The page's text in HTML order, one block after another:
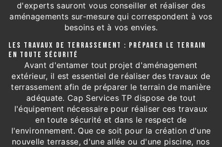
d'experts sauront vous conseiller et réaliser des
aménagements sur-mesure qui correspondent à vos
besoins et à vos envies.
LES TRAVAUX DE TERRASSEMENT : PRÉPARER LE TERRAIN
EN TOUTE SÉCURITÉ
Avant d'entamer tout projet d'aménagement
extérieur, il est essentiel de réaliser des travaux de
terrassement afin de préparer le terrain de manière
adéquate. Cap Services TP dispose de tout
l'équipement nécessaire pour réaliser ces travaux
en toute sécurité et dans le respect de
l'environnement. Que ce soit pour la création d'une
nouvelle terrasse, d'une allée ou d'une piscine, nos